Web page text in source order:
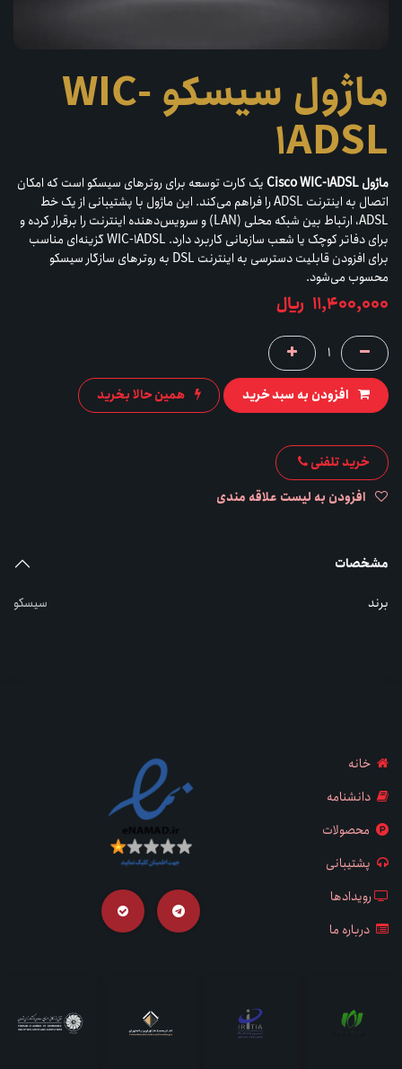
ماژول سیسکو WIC-
1ADSL
ماژول Cisco WIC-1ADSL
یک کارت توسعه برای روترهای سیسکو است که امکان
اتصال به اینترنت ADSL را فراهم می‌کند. این ماژول با پشتیبانی از یک خط
ADSL، ارتباط بین شبکه محلی (LAN) و سرویس‌دهنده اینترنت را برقرار کرده و
برای دفاتر کوچک یا شعب سازمانی کاربرد دارد. WIC-1ADSL گزینه‌ای مناسب
برای افزودن قابلیت دسترسی به اینترنت DSL به روترهای سازگار سیسکو
محسوب می‌شود.
11,400,000 ﷼
افزودن به سبد خرید همین حالا بخرید
خرید تلفنی
مشخصات
برند
سیسکو
خانه
دانشنامه
محصولات
پشتیبانی
رویدادها
درباره ما